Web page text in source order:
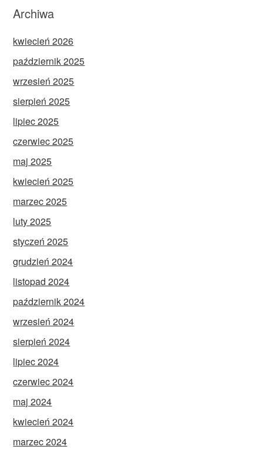
Archiwa
kwiecień 2026
październik 2025
wrzesień 2025
sierpień 2025
lipiec 2025
czerwiec 2025
maj 2025
kwiecień 2025
marzec 2025
luty 2025
styczeń 2025
grudzień 2024
listopad 2024
październik 2024
wrzesień 2024
sierpień 2024
lipiec 2024
czerwiec 2024
maj 2024
kwiecień 2024
marzec 2024